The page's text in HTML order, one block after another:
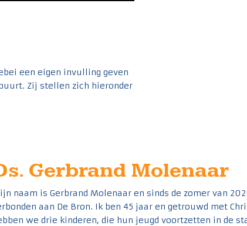
een eigen invulling geven
Zij stellen zich hieronder
Gerbrand Molenaar
naam is Gerbrand Molenaar en sinds de zomer van
aan De Bron. Ik ben 45 jaar en getrouwd met
we drie kinderen, die hun jeugd voortzetten in de